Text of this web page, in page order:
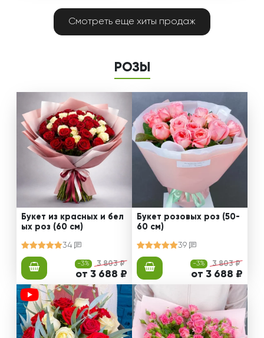
Смотреть еще хиты продаж
РОЗЫ
Букет из красных и бел
ых роз (60 см)
34
-3% 3 803 ₽
от 3 688 ₽
Букет розовых роз (50-
60 см)
39
-3% 3 803 ₽
от 3 688 ₽